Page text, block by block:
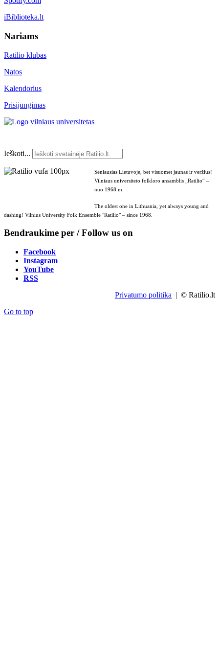
iBiblioteka.lt
Nariams
Ratilio klubas
Natos
Kalendorius
Prisijungimas
Ieškoti...
Seniausias Lietuvoje, bet visuomet jaunas ir veržlus!
Vilniaus universiteto folkloro ansamblis „Ratilio“ –
nuo 1968 m.
The oldest one in Lithuania, yet always young and
dashing! Vilnius University Folk Ensemble "Ratilio" – since 1968.
Bendraukime per / Follow us on
Facebook
Instagram
YouTube
RSS
Privatumo politika | © Ratilio.lt
Go to top